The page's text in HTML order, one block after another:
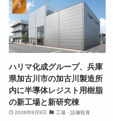
ハリマ化成グループ、兵庫
県加古川市の加古川製造所
内に半導体レジスト用樹脂
の新工場と新研究棟
2026年8月9日 工場・設備投資